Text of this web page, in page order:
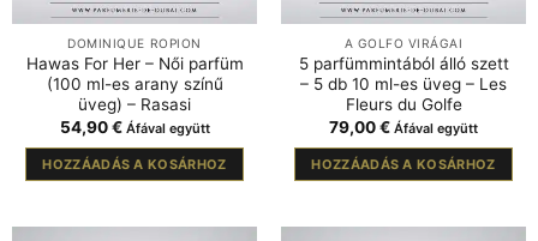
DOMINIQUE ROPION
Hawas For Her – Női parfüm
(100 ml-es arany színű
üveg) – Rasasi
54,90€ Áfával együtt
HOZZÁADÁS A KOSÁRHOZ
A GOLFO VIRÁGAI
5 parfümmintából álló szett
– 5 db 10 ml-es üveg – Les
Fleurs du Golfe
79,00€ Áfával együtt
HOZZÁADÁS A KOSÁRHOZ